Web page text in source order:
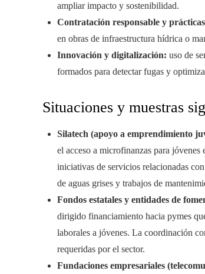
ampliar impacto y sostenibilidad.
Contratación responsable y
en obras de infraestructura hídrica o
Innovación y digitalización: uso de
formados para detectar fugas y
Situaciones y muestras
Silatech (apoyo a emprendimiento
el acceso a microfinanzas para
iniciativas de servicios relacionadas
de aguas grises y trabajos de
Fondos estatales y entidades de
dirigido financiamiento hacia pymes
laborales a jóvenes. La coordinación
requeridas por el sector.
Fundaciones empresariales